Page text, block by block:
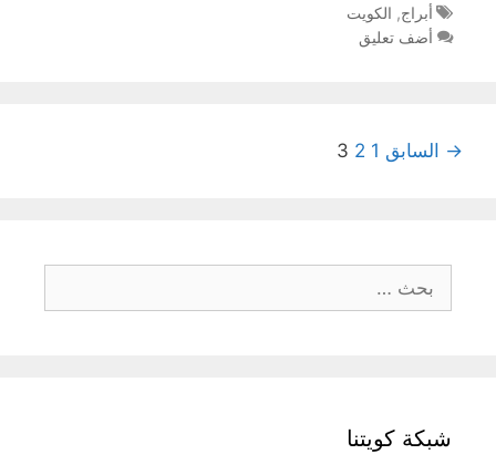
الوسوم
أبراج, الكويت
أضف تعليق
تصفّح
→ السابق 1
2
3
عن:
شبكة كويتنا